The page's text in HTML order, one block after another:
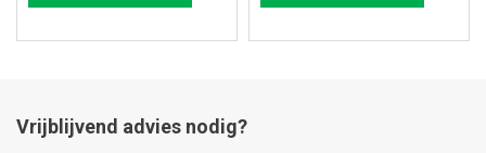
Vrijblijvend advies nodig?